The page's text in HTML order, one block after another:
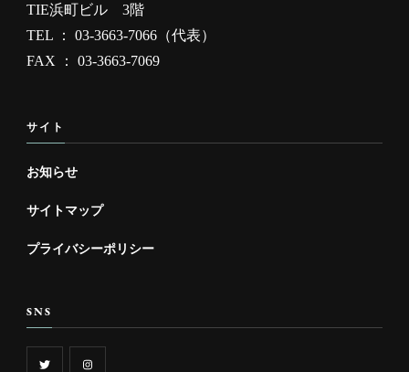
TIE浜町ビル 3階
TEL ： 03-3663-7066（代表）
FAX ： 03-3663-7069
サイト
お知らせ
サイトマップ
プライバシーポリシー
SNS